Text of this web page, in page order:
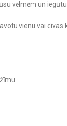
vēlmēm un
vienu vai divas